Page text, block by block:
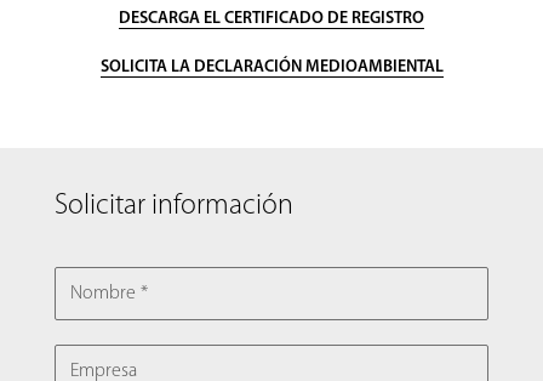
DESCARGA EL CERTIFICADO DE REGISTRO
SOLICITA LA DECLARACIÓN MEDIOAMBIENTAL
Solicitar información
NOMBRE
EMPRESA